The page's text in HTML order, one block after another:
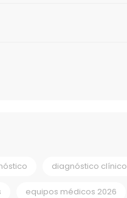
diagnóstico clínico
equipos médicos 2026